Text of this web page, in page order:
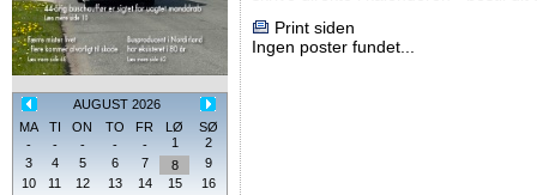
AUGUST 2026
MA
TI ON TO FR LØ
SØ
-
- - - - 1
2
3
4 5 6 7 8
9
10
11 12 13 14 15
16
Print siden
Ingen poster fundet...